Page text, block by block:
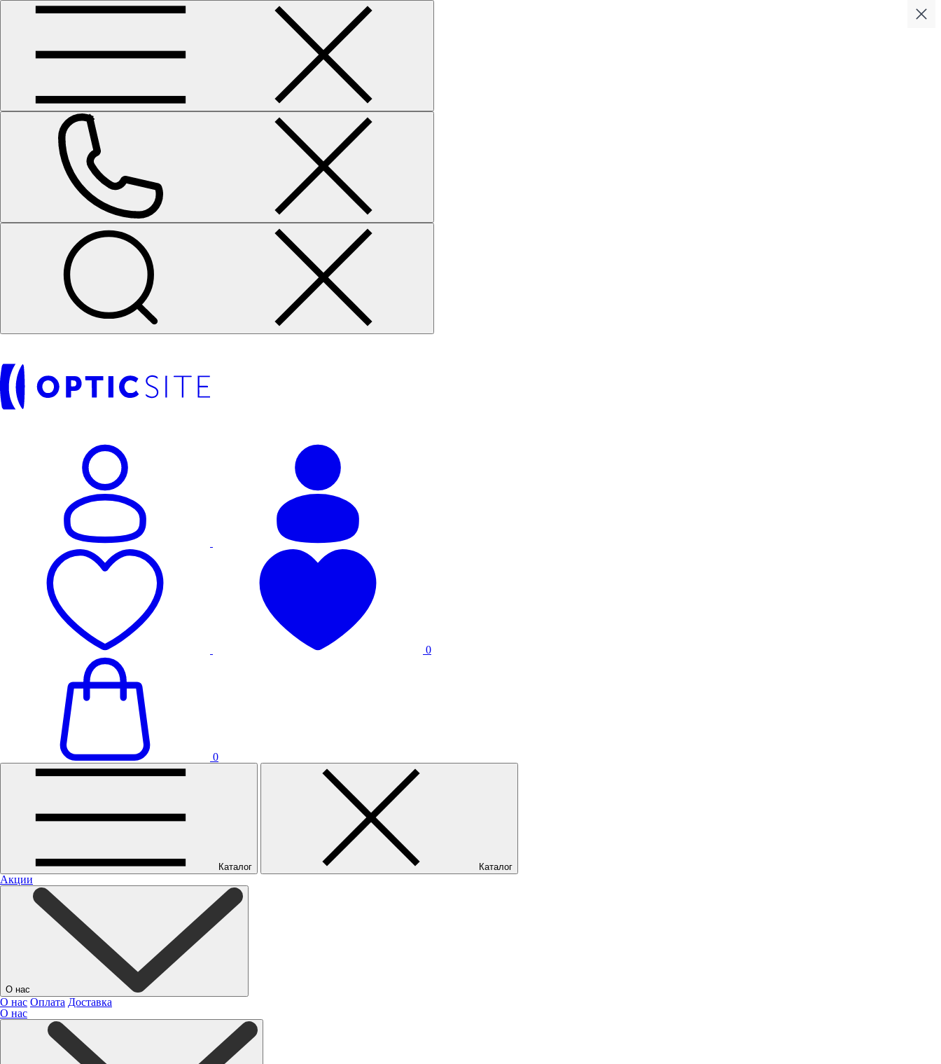
0
0
Каталог Каталог
Акции
О нас
О нас Оплата Доставка
О нас